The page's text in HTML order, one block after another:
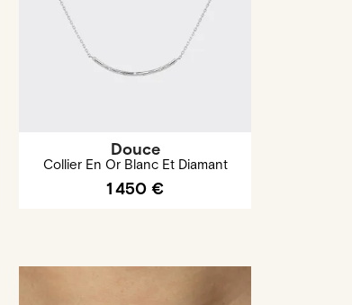
Douce
Collier En Or Blanc Et Diamant
1 450 €